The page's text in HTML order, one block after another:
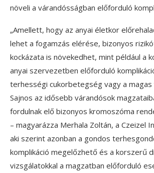
növeli a várandósságban előforduló
„Amellett, hogy az anyai életkor
lehet a fogamzás elérése, bizonyos
kockázata is növekedhet, mint például a
anyai szervezetben előforduló
terhességi cukorbetegség vagy a magas
Sajnos az idősebb várandósok
fordulnak elő bizonyos kromoszóma
– magyarázza Merhala Zoltán, a Czeizel
aki szerint azonban a gondos
komplikáció megelőzhető és a korszerű
vizsgálatokkal a magzatban előforduló